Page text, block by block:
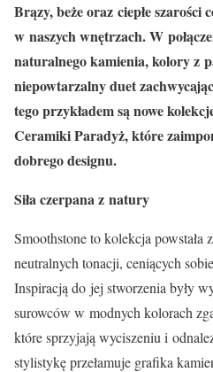
Brązy, beże oraz ciepłe szarości
w naszych wnętrzach. W
naturalnego kamienia, kolory z
niepowtarzalny duet
tego przykładem są nowe
Ceramiki Paradyż, które
dobrego designu.
Siła czerpana z natury
Smoothstone to kolekcja powstała
neutralnych tonacji, ceniących
Inspiracją do jej stworzenia były
surowców w modnych kolorach
które sprzyjają wyciszeniu i
stylistykę przełamuje grafika